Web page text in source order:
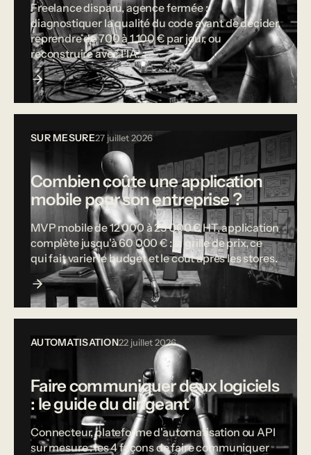
Freelance disparu, agence fermée :
diagnostiquer la qualité du code avant de décider,
reprendre de 700 à 1 100 € par jour, ou
reconstruire avec l'IA.
SUR MESURE27 juillet 2026
Combien coûte une application
mobile pour son entreprise ?
MVP mobile de 12 000 à 25 000 € HT, application
complète jusqu'à 60 000 € : la grille de prix, ce
qui fait varier le budget et le coût après les stores.
AUTOMATISATION22 juillet 2026
Faire communiquer deux logiciels
: le guide du dirigeant
Connecteur, plateforme d'automatisation ou API
sur mesure : les 4 façons de faire communiquer